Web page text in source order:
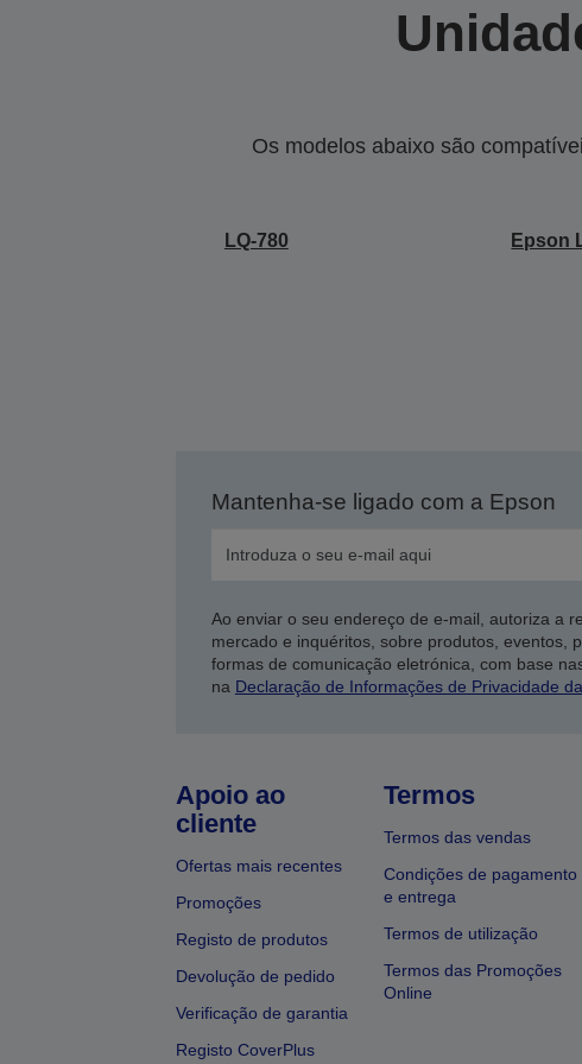
Os modelos abaixo são
LQ-780 Epson
Mantenha-se ligado com a Epson
Ao enviar o seu endereço de e-mail, autoriza a
mercado e inquéritos, sobre produtos, eventos,
formas de comunicação eletrónica, com base
na Declaração de Informações de Privacidade
Apoio ao
cliente
Ofertas mais recentes
Promoções
Registo de produtos
Devolução de pedido
Verificação de garantia
Registo CoverPlus
Termos
Termos das vendas
Condições de pagamento
e entrega
Termos de utilização
Termos das Promoções
Online